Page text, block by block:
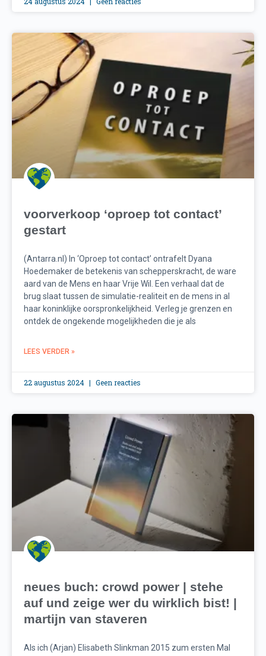
voorverkoop ‘oproep tot contact’
gestart
(Antarra.nl) In ‘Oproep tot contact’ ontrafelt Dyana
Hoedemaker de betekenis van schepperskracht, de ware
aard van de Mens en haar Vrije Wil. Een verhaal dat de
brug slaat tussen de simulatie-realiteit en de mens in al
haar koninklijke oorspronkelijkheid. Verleg je grenzen en
ontdek de ongekende mogelijkheden die je als
LEES VERDER »
22 augustus 2024 Geen reacties
neues buch: crowd power | stehe
auf und zeige wer du wirklich bist! |
martijn van staveren
Als ich (Arjan) Elisabeth Slinkman 2015 zum ersten Mal